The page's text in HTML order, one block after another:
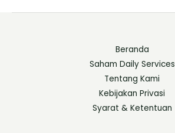
Beranda
Saham Daily Services
Tentang Kami
Kebijakan Privasi
Syarat & Ketentuan